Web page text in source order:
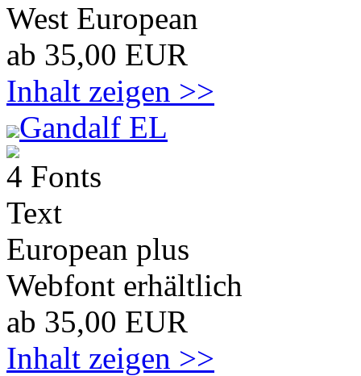
West European
ab 35,00 EUR
Inhalt zeigen >>
Gandalf EL
4 Fonts
Text
European plus
Webfont erhältlich
ab 35,00 EUR
Inhalt zeigen >>